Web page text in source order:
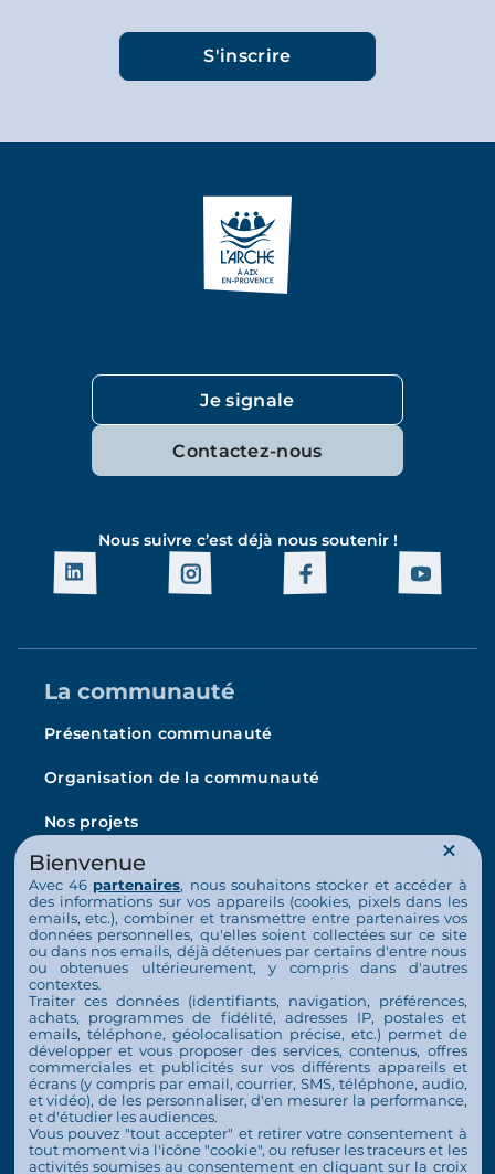
Je signale
Contactez-nous
Nous suivre c’est déjà nous soutenir !
La communauté
Présentation communauté
Organisation de la communauté
Nos projets
L’Arche en France
La vie au quotidien
Nos activités
Nous soutenir
S’engager
Nous soutenir
Contact
Espace Presse
Bienvenue
Avec 46 partenaires, nous souhaitons stocker et accéder à
des informations sur vos appareils (cookies, pixels dans les
emails, etc.), combiner et transmettre entre partenaires vos
données personnelles, qu'elles soient collectées sur ce site
ou dans nos emails, déjà détenues par certains d'entre nous
ou obtenues ultérieurement, y compris dans d'autres
contextes.
Traiter ces données (identifiants, navigation, préférences,
achats, programmes de fidélité, adresses IP, postales et
emails, téléphone, géolocalisation précise, etc.) permet de
développer et vous proposer des services, contenus, offres
commerciales et publicités sur vos différents appareils et
écrans (y compris par email, courrier, SMS, téléphone, audio,
et vidéo), de les personnaliser, d'en mesurer la performance,
et d'étudier les audiences.
Vous pouvez "tout accepter" et retirer votre consentement à
tout moment via l'icône "cookie", ou refuser les traceurs et les
activités soumises au consentement en cliquant sur la croix